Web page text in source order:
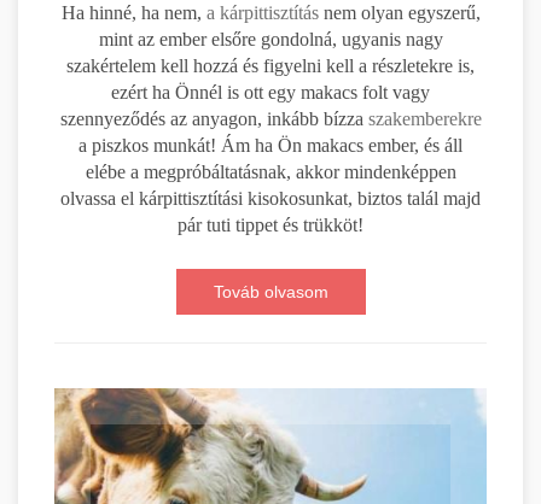
Ha hinné, ha nem, a kárpittisztításnem olyan egyszerű,
mint az ember elsőre gondolná, ugyanis nagy
szakértelem kell hozzá és figyelni kell a részletekre is,
ezért ha Önnél is ott egy makacs folt vagy
szennyeződés az anyagon, inkább bízza szakemberekre
a piszkos munkát! Ám ha Ön makacs ember, és áll
elébe a megpróbáltatásnak, akkor mindenképpen
olvassa el kárpittisztítási kisokosunkat, biztos talál majd
pár tuti tippet és trükköt!
Továb olvasom